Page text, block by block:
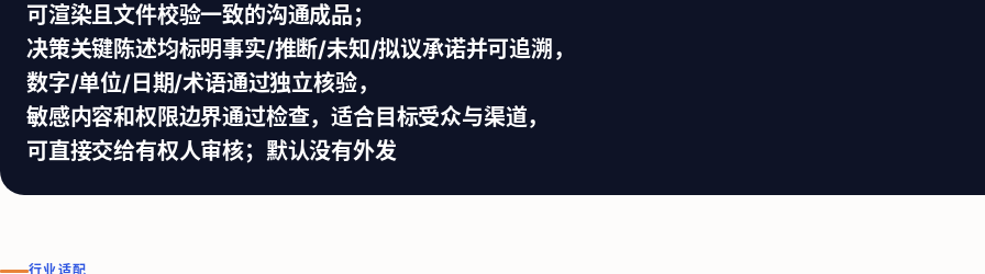
可渲染且文件校验一致的沟通成品；
决策关键陈述均标明事实/推断/未知/拟议承诺并可追溯，
数字/单位/日期/术语通过独立核验，
敏感内容和权限边界通过检查，适合目标受众与渠道，
可直接交给有权人审核；默认没有外发
行业适配